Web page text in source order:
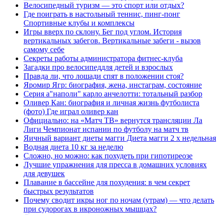
Велосипедный туризм — это спорт или отдых?
Где поиграть в настольный теннис, пинг-понг
Спортивные клубы и комплексы
Игры вверх по склону. Бег под углом. История
вертикальных забегов. Вертикальные забеги - вызов
самому себе
Секреты работы администратора фитнес-клуба
Загадки про велосипеддля детей и взрослых
Правда ли, что лошади спят в положении стоя?
Яромир Ягр: биография, жена, инстаграм, состояние
Серия а"наполи" карло анчелотти: тотальный разбор
Оливер Кан: биография и личная жизнь футболиста
(фото) Где играл оливер кан
Официально: на «Матч ТВ» вернутся трансляции Ла
Лиги Чемпионат испании по футболу на матч тв
Яичный вариант диеты магги Диета магги 2 х недельная
Водная диета 10 кг за неделю
Сложно, но можно: как похудеть при гипотиреозе
Лучшие упражнения для пресса в домашних условиях
для девушек
Плавание в бассейне для похудения: в чем секрет
быстрых результатов
Почему сводит икры ног по ночам (утрам) — что делать
при судорогах в икроножных мышцах?